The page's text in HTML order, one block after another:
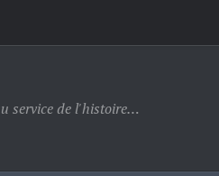
service de l'histoire…